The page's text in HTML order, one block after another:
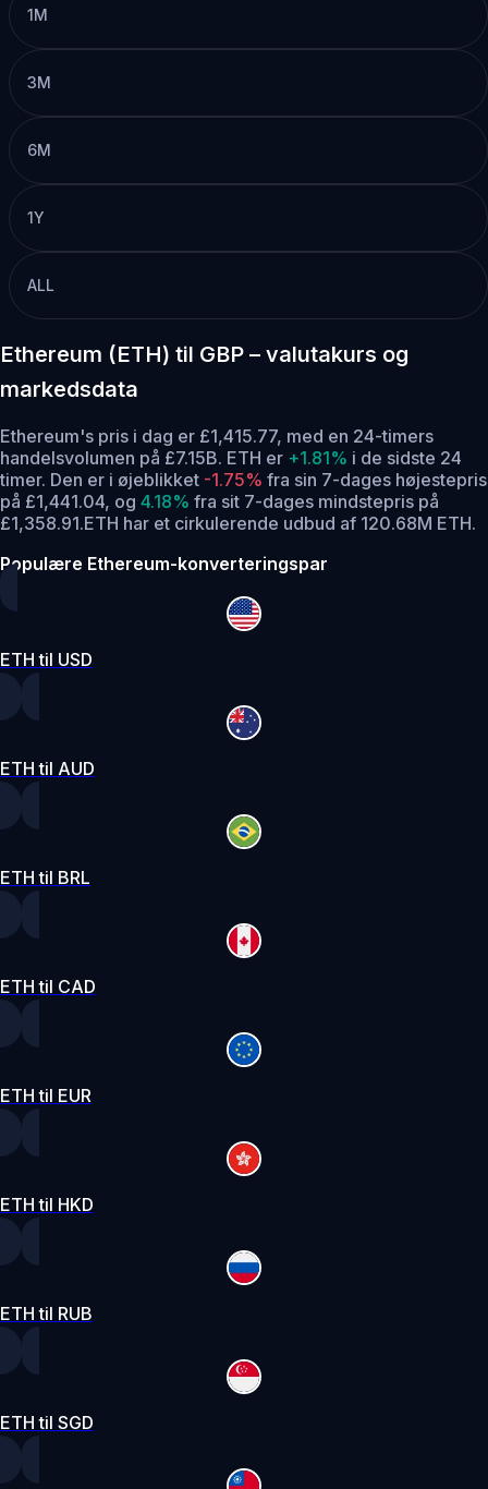
1M
3M
6M
1Y
ALL
Ethereum (ETH) til GBP – valutakurs og
markedsdata
Ethereum's pris i dag er £1,415.77, med en 24-timers
handelsvolumen på £7.15B. ETH er +1.81% i de sidste 24
timer. Den er i øjeblikket -1.75% fra sin 7-dages højestepris
på £1,441.04, og 4.18% fra sit 7-dages mindstepris på
£1,358.91.ETH har et cirkulerende udbud af 120.68M ETH.
Populære Ethereum-konverteringspar
ETH til USD
ETH til AUD
ETH til BRL
ETH til CAD
ETH til EUR
ETH til HKD
ETH til RUB
ETH til SGD